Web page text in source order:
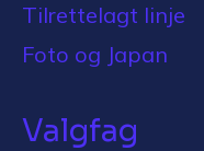
Tilrettelagt linje
Foto og Japan
Valgfag